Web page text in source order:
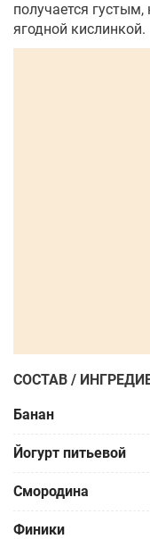
получается
ягодной кислинкой.
СОСТАВ /
Банан
Йогурт питьевой
Смородина
Финики